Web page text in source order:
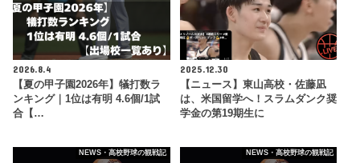
2026.8.4
【夏の甲子園2026年】犠打数ラ
ンキング｜1位は有明 4.6個/1試
合【…
2025.12.30
【ニュース】東山高校・佐藤凪
は、米国留学へ！スラムダンク奨
学金の第19期生に
NEWS・高校野球の観戦記 NEWS・高校野球の観戦記